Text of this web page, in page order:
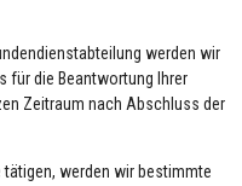
werden wir
für die Beantwortung Ihrer
Zeitraum nach Abschluss der
tätigen, werden wir bestimmte